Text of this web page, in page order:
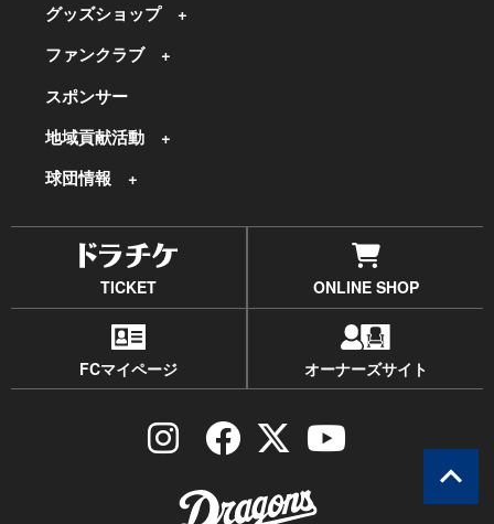
グッズショップ
ファンクラブ
スポンサー
地域貢献活動
球団情報
TICKET ONLINE SHOP
FCマイページ オーナーズサイト